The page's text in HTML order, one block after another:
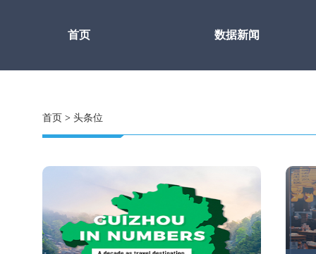
首页 数据新闻
首页 > 头条位